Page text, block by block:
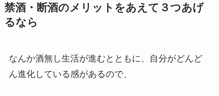
禁酒・断酒のメリットをあえて３つあげ
るなら
なんか酒無し生活が進むとともに、自分がどんど
ん進化している感があるので、